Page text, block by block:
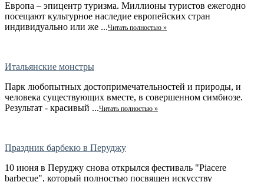
Европа – эпицентр туризма. Миллионы туристов ежегодно
посещают культурное наследие европейских стран
индивидуально или же ...Читать полностью »
Итальянские монстры
Парк любопытных достопримечательностей и природы, и
человека существующих вместе, в совершенном симбиозе.
Результат - красивый ...Читать полностью »
Праздник барбекю в Перуджу
10 июня в Перуджу снова открылся фестиваль "Piacere
barbecue", который полностью посвящен искусству